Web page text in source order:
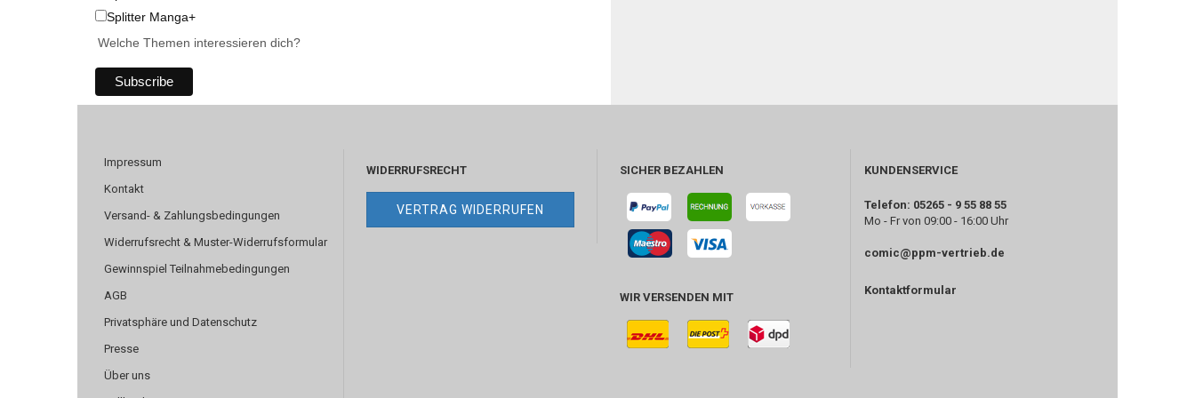
Splitter Manga+
Welche Themen interessieren dich?
Impressum
Kontakt
Versand- & Zahlungsbedingungen
Widerrufsrecht & Muster-Widerrufsformular
Gewinnspiel Teilnahmebedingungen
AGB
Privatsphäre und Datenschutz
Presse
Über uns
WIDERRUFSRECHT
VERTRAG WIDERRUFEN
SICHER BEZAHLEN
WIR VERSENDEN MIT
KUNDENSERVICE
Telefon: 05265 - 9 55 88 55
Mo - Fr von 09:00 - 16:00 Uhr
comic@ppm-vertrieb.de
Kontaktformular